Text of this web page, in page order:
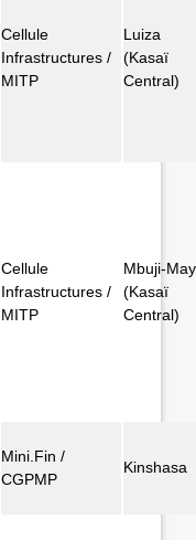
Cellule
Infrastructures /
MITP
Luiza
(Kasaï
Central)
Cellule
Infrastructures /
MITP
Mbuji-
(Kasaï
Central)
Mini.Fin /
CGPMP
Kinshasa